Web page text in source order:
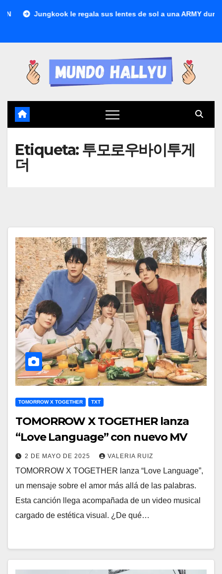
Jungkook le regala sus lentes de sol a una ARMY durante
Etiqueta: 투모로우바이투게
더
TOMORROW X TOGETHER TXT
TOMORROW X TOGETHER lanza
“Love Language” con nuevo MV
2 DE MAYO DE 2025 VALERIA RUIZ
TOMORROW X TOGETHER lanza “Love Language”,
un mensaje sobre el amor más allá de las palabras.
Esta canción llega acompañada de un video musical
cargado de estética visual. ¿De qué…